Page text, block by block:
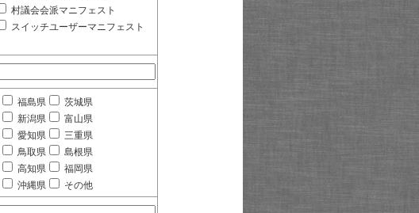
村議会会派マニフェスト
スイッチユーザーマニフェスト
福島県
茨城県
新潟県
富山県
愛知県
三重県
鳥取県
島根県
高知県
福岡県
沖縄県 その他